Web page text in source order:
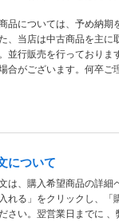
品については、予め納期
、当店は中古商品を主
並行販売を行っており
合がございます。何卒ご
について
は、購入希望商品の詳細
入れる」をクリックし、「
さい。翌営業日までに 、